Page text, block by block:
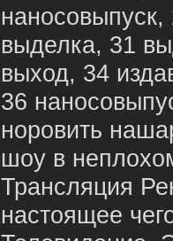
выделка, 31
выход, 34
36
норовить
шоу в
Трансляция
настоящее